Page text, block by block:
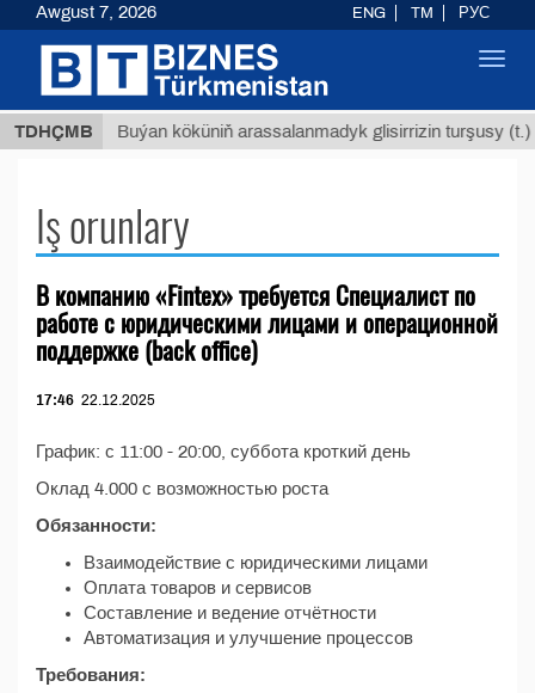
TDHÇMB
ТМТ Buýan köküniň arassalanmadyk glisirrizin turşusy (t.)
Iş orunlary
В компанию «Fintex» требуется Специалист по
работе с юридическими лицами и операционной
поддержке (back office)
17:46 22.12.2025
График: с 11:00 - 20:00, суббота кроткий день
Оклад 4.000 с возможностью роста
Обязанности:
Взаимодействие с юридическими лицами
Оплата товаров и сервисов
Составление и ведение отчётности
Автоматизация и улучшение процессов
Требования:
Awgust 7, 2026 ENG TM РУС